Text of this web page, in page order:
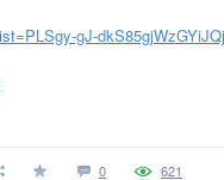
gJ-
0 621